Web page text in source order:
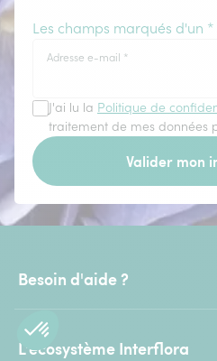
Les champs marqués d'un
Adresse e-mail *
J'ai lu la Politique de
traitement de mes données
Valider mon
Besoin d'aide ?
L'écosystème Interflora